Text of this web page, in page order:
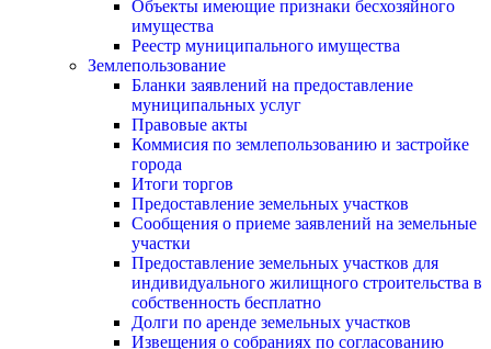
Объекты имеющие признаки бесхозяйного
имущества
Реестр муниципального имущества
Землепользование
Бланки заявлений на предоставление
муниципальных услуг
Правовые акты
Коммисия по землепользованию и застройке
города
Итоги торгов
Предоставление земельных участков
Сообщения о приеме заявлений на земельные
участки
Предоставление земельных участков для
индивидуального жилищного строительства в
собственность бесплатно
Долги по аренде земельных участков
Извещения о собраниях по согласованию